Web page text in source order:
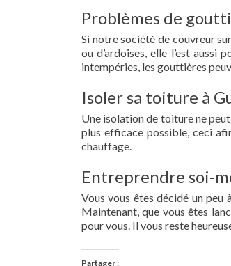
Problèmes de
Si notre société de couvreur
ou d’ardoises, elle l’est
intempéries, les gouttières
Isoler sa toiture à
Une isolation de toiture ne
plus efficace possible, ceci
chauffage.
Entreprendre soi-
Vous vous êtes décidé un
Maintenant, que vous êtes
pour vous. Il vous reste
Partager :